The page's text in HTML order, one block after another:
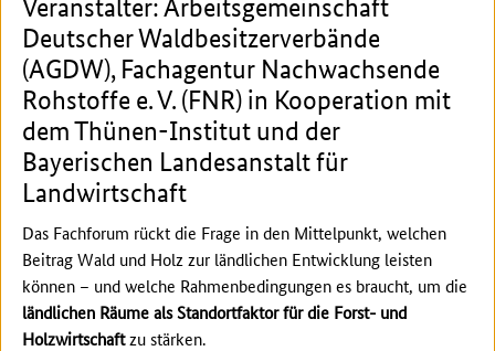
Veranstalter: Arbeitsgemeinschaft
Deutscher Waldbesitzerverbände
(AGDW), Fachagentur Nachwachsende
Rohstoffe e. V. (FNR) in Kooperation mit
dem Thünen-Institut und der
Bayerischen Landesanstalt für
Landwirtschaft
Das Fachforum rückt die Frage in den Mittelpunkt, welchen
Beitrag Wald und Holz zur ländlichen Entwicklung leisten
können – und welche Rahmenbedingungen es braucht, um die
ländlichen Räume als Standortfaktor für die Forst- und
Holzwirtschaftzu stärken.